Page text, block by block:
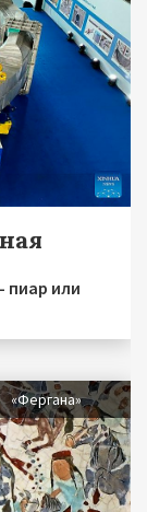
пиар или
«Фергана»